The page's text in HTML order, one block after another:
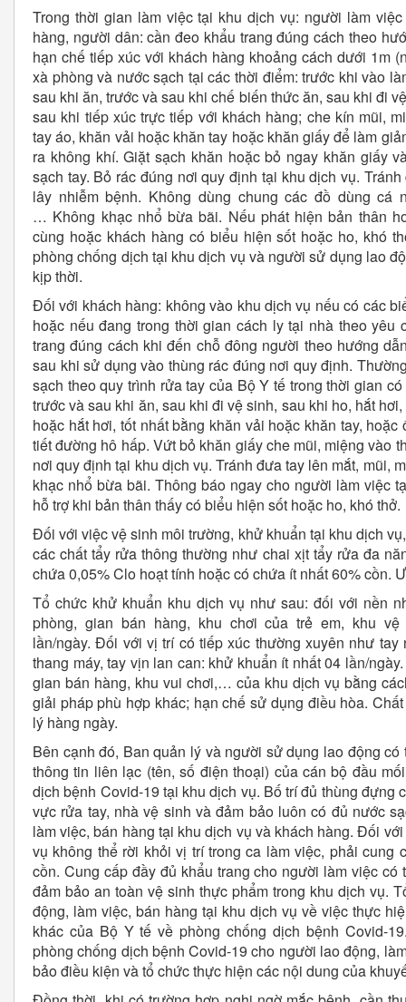
Trong thời gian làm việc tại khu dịch vụ: người làm
hàng, người dân: cần đeo khẩu trang đúng cách theo
hạn chế tiếp xúc với khách hàng khoảng cách dưới 1m
xà phòng và nước sạch tại các thời điểm: trước khi vào
sau khi ăn, trước và sau khi chế biến thức ăn, sau khi đi
sau khi tiếp xúc trực tiếp với khách hàng; che kín mũi,
tay áo, khăn vải hoặc khăn tay hoặc khăn giấy để làm
ra không khí. Giặt sạch khăn hoặc bỏ ngay khăn giấy
sạch tay. Bỏ rác đúng nơi quy định tại khu dịch vụ.
lây nhiễm bệnh. Không dùng chung các đồ dùng cá
… Không khạc nhổ bừa bãi. Nếu phát hiện bản thân
cùng hoặc khách hàng có biểu hiện sốt hoặc ho, khó
phòng chống dịch tại khu dịch vụ và người sử dụng lao
kịp thời.
Đối với khách hàng: không vào khu dịch vụ nếu có các
hoặc nếu đang trong thời gian cách ly tại nhà theo
trang đúng cách khi đến chỗ đông người theo hướng
sau khi sử dụng vào thùng rác đúng nơi quy định.
sạch theo quy trình rửa tay của Bộ Y tế trong thời gian
trước và sau khi ăn, sau khi đi vệ sinh, sau khi ho, hắt
hoặc hắt hơi, tốt nhất bằng khăn vải hoặc khăn tay,
tiết đường hô hấp. Vứt bỏ khăn giấy che mũi, miệng vào
nơi quy định tại khu dịch vụ. Tránh đưa tay lên mắt, mũi,
khạc nhổ bừa bãi. Thông báo ngay cho người làm việc
hỗ trợ khi bản thân thấy có biểu hiện sốt hoặc ho, khó thở.
Đối với việc vệ sinh môi trường, khử khuẩn tại khu dịch
các chất tẩy rửa thông thường như chai xịt tẩy rửa đa
chứa 0,05% Clo hoạt tính hoặc có chứa ít nhất 60% cồn.
Tổ chức khử khuẩn khu dịch vụ như sau: đối với nền
phòng, gian bán hàng, khu chơi của trẻ em, khu
lần/ngày. Đối với vị trí có tiếp xúc thường xuyên như
thang máy, tay vịn lan can: khử khuẩn ít nhất 04 lần/
gian bán hàng, khu vui chơi,… của khu dịch vụ bằng
giải pháp phù hợp khác; hạn chế sử dụng điều hòa.
lý hàng ngày.
Bên cạnh đó, Ban quản lý và người sử dụng lao động
thông tin liên lạc (tên, số điện thoại) của cán bộ đầu
dịch bệnh Covid-19 tại khu dịch vụ. Bố trí đủ thùng đựng
vực rửa tay, nhà vệ sinh và đảm bảo luôn có đủ nước
làm việc, bán hàng tại khu dịch vụ và khách hàng. Đối
vụ không thể rời khỏi vị trí trong ca làm việc, phải cung
cồn. Cung cấp đầy đủ khẩu trang cho người làm việc
đảm bảo an toàn vệ sinh thực phẩm trong khu dịch vụ.
động, làm việc, bán hàng tại khu dịch vụ về việc thực
khác của Bộ Y tế về phòng chống dịch bệnh Covid-
phòng chống dịch bệnh Covid-19 cho người lao động,
bảo điều kiện và tổ chức thực hiện các nội dung của